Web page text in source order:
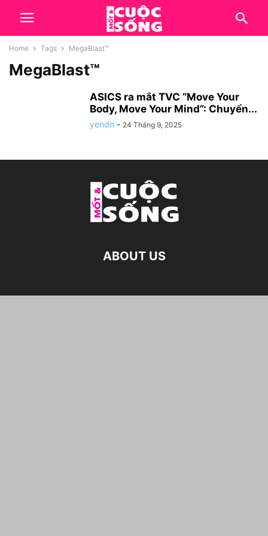
Home Tags MegaBlast™
MegaBlast™
ASICS ra mắt TVC “Move Your
Body, Move Your Mind”: Chuyển...
yendn - 24 Tháng 9, 2025
ABOUT US